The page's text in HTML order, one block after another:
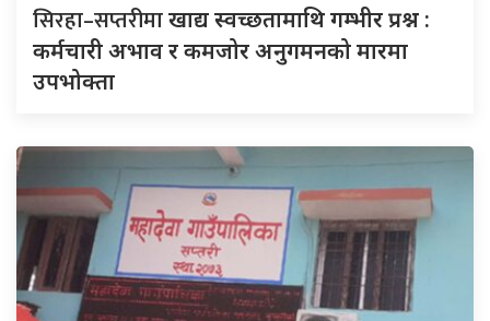
सिरहा–सप्तरीमाखाद्य स्वच्छतामाथि गम्भीर प्रश्न :
कर्मचारी अभाव र कमजोर अनुगमनको मारमा
उपभोक्ता